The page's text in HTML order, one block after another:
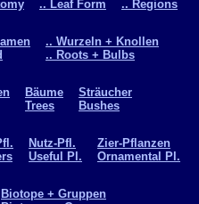
.. Leaf Form
.. Regions
.. Wurzeln + Knollen
.. Roots + Bulbs
Bäume
Trees
Sträucher
Bushes
Nutz-Pfl.
Useful Pl.
Zier-Pflanzen
Ornamental Pl.
Biotope + Gruppen